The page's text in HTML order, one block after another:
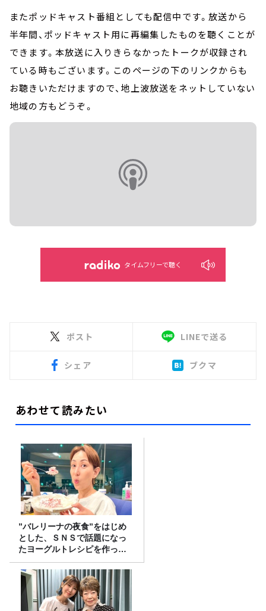
またポッドキャスト番組としても配信中です。放送から
半年間、ポッドキャスト用に再編集したものを聴くことが
できます。本放送に入りきらなかったトークが収録され
ている時もございます。このページの下のリンクからも
お聴きいただけますので、地上波放送をネットしていない
地域の方もどうぞ。
タイムフリーで聴く
ポスト LINEで送る
シェア ブクマ
あわせて読みたい
”バレリーナの夜食”をはじめ
とした、ＳＮＳで話題になっ
たヨーグルトレシピを作って
みた！